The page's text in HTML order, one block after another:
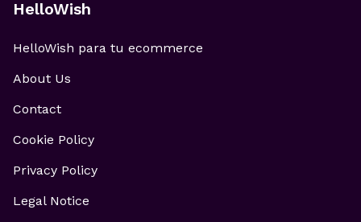
HelloWish
HelloWish para tu ecommerce
About Us
Contact
Cookie Policy
Privacy Policy
Legal Notice